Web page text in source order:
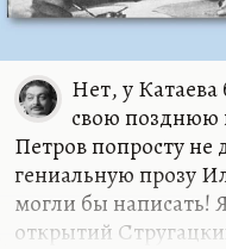
Нет, у
свою позднюю
Петров попросту
гениальную прозу
могли бы написать!
открытий